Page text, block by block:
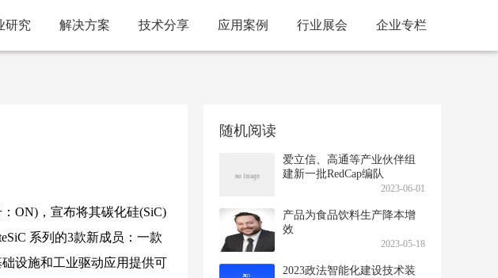
研究 解决方案 技术分享 应用案例 行业展会 企业专栏
ON)，宣布将其碳化硅(SiC)
系列的3款新成员：一款
设施和工业驱动应用提供可
随机阅读
爱立信、高通等产业伙伴组
建新一批RedCap编队
2023-06-01
产品为食品饮料生产降本增
效
2023-05-18
2023政法智能化建设技术装